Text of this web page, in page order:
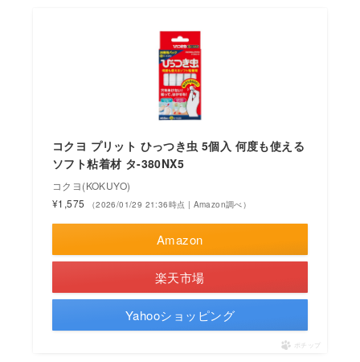
コクヨ プリット ひっつき虫 5個入 何度も使える
ソフト粘着材 タ-380NX5
コクヨ(KOKUYO)
¥1,575
（2026/01/29 21:36時点 | Amazon調べ）
Amazon
楽天市場
Yahooショッピング
ポチップ